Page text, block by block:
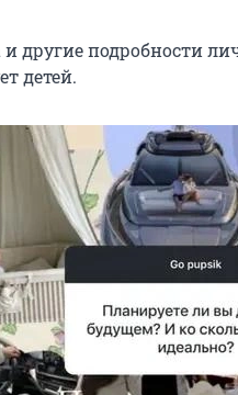
другие подробности
детей.